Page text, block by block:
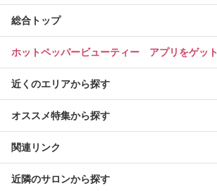
総合トップ
ホットペッパービューティー アプリをゲット
近くのエリアから探す
オススメ特集から探す
関連リンク
近隣のサロンから探す